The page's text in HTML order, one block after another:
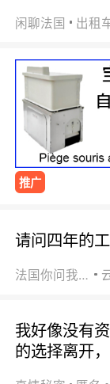
闲聊法国
推广
请问四年的
法国你问我答
我好像没有
的选择离开